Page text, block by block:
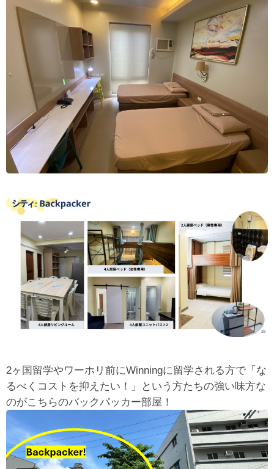
2ヶ国留学やワーホリ前にWinningに留学される方で「な
るべくコストを抑えたい！」という方たちの強い味方な
のがこちらのバックパッカー部屋！